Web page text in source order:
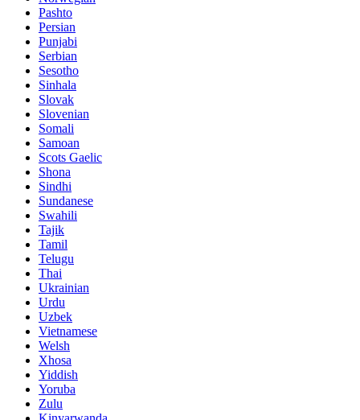
Pashto
Persian
Punjabi
Serbian
Sesotho
Sinhala
Slovak
Slovenian
Somali
Samoan
Scots Gaelic
Shona
Sindhi
Sundanese
Swahili
Tajik
Tamil
Telugu
Thai
Ukrainian
Urdu
Uzbek
Vietnamese
Welsh
Xhosa
Yiddish
Yoruba
Zulu